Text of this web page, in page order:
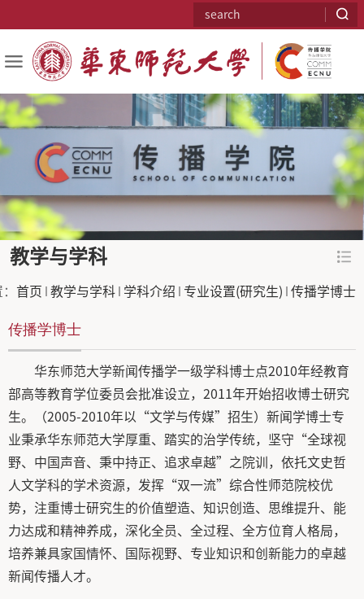
教学与学科
首页 教学与学科 学科介绍 专业设置(研究生) 传播学博士
传播学博士
华东师范大学新闻传播学一级学科博士点2010年经教育
部高等教育学位委员会批准设立，2011年开始招收博士研究
生。（2005-2010年以“文学与传媒”招生）新闻学博士专
业秉承华东师范大学厚重、踏实的治学传统，坚守“全球视
野、中国声音、秉中持正、追求卓越”之院训，依托文史哲
人文学科的学术资源，发挥“双一流”综合性师范院校优
势，注重博士研究生的价值塑造、知识创造、思维提升、能
力达成和精神养成，深化全员、全过程、全方位育人格局，
培养兼具家国情怀、国际视野、专业知识和创新能力的卓越
新闻传播人才。